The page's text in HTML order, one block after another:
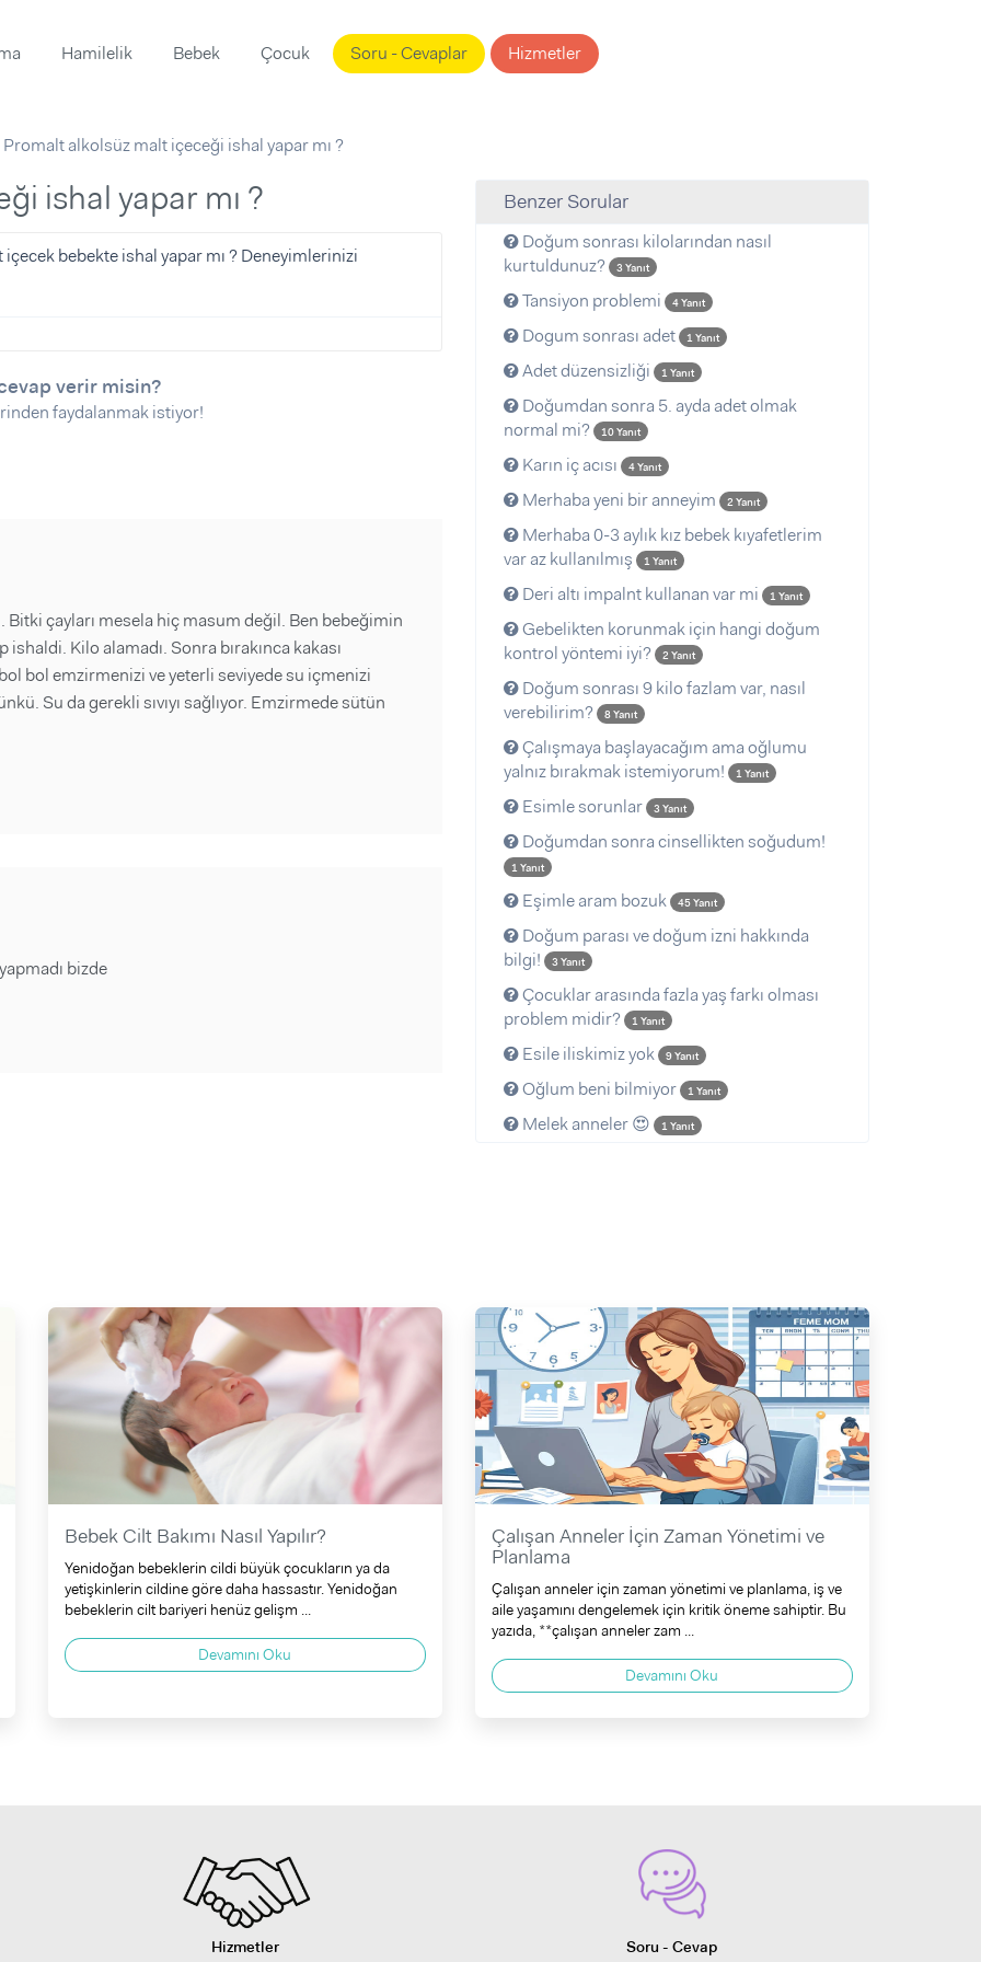
Hamilelik Bebek Çocuk Soru - Cevaplar Hizmetler
Promalt alkolsüz malt içeceği ishal yapar mı ?
ishal yapar mı ?
içecek bebekte ishal yapar mı ? Deneyimlerinizi
verir misin?
faydalanmak istiyor!
çayları mesela hiç masum değil. Ben bebeğimin
Kilo alamadı. Sonra bırakınca kakası
bol emzirmenizi ve yeterli seviyede su içmenizi
Su da gerekli sıvıyı sağlıyor. Emzirmede sütün
bizde
Benzer Sorular
Doğum sonrası kilolarından nasıl
kurtuldunuz?
3 Yanıt
Tansiyon problemi 4 Yanıt
Dogum sonrası adet 1 Yanıt
Adet düzensizliği 1 Yanıt
Doğumdan sonra 5. ayda adet olmak
normal mi?
10 Yanıt
Karın iç acısı 4 Yanıt
Merhaba yeni bir anneyim 2 Yanıt
Merhaba 0-3 aylık kız bebek kıyafetlerim
var az kullanılmış
1 Yanıt
Deri altı impalnt kullanan var mi 1 Yanıt
Gebelikten korunmak için hangi doğum
kontrol yöntemi iyi?
2 Yanıt
Doğum sonrası 9 kilo fazlam var, nasıl
verebilirim?
8 Yanıt
Çalışmaya başlayacağım ama oğlumu
yalnız bırakmak istemiyorum!
1 Yanıt
Esimle sorunlar 3 Yanıt
Doğumdan sonra cinsellikten soğudum!
1 Yanıt
Eşimle aram bozuk 45 Yanıt
Doğum parası ve doğum izni hakkında
bilgi!
3 Yanıt
Çocuklar arasında fazla yaş farkı olması
problem midir?
1 Yanıt
Esile iliskimiz yok 9 Yanıt
Oğlum beni bilmiyor 1 Yanıt
Melek anneler 😍 1 Yanıt
Bebek Cilt Bakımı Nasıl Yapılır?
Yenidoğan bebeklerin cildi büyük çocukların ya da
yetişkinlerin cildine göre daha hassastır. Yenidoğan
bebeklerin cilt bariyeri henüz gelişm ...
Devamını Oku
Çalışan Anneler İçin Zaman Yönetimi ve
Planlama
Çalışan anneler için zaman yönetimi ve planlama, iş ve
aile yaşamını dengelemek için kritik öneme sahiptir. Bu
yazıda, **çalışan anneler zam ...
Devamını Oku
Hizmetler
Soru - Cevap